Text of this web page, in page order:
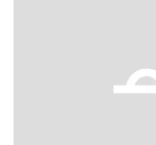
Previous slide